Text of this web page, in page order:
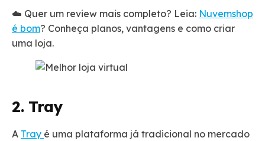
☁️ Quer um review mais completo? Leia: Nuvemshop
é bom? Conheça planos, vantagens e como criar
uma loja.
2. Tray
A Tray é uma plataforma já tradicional no mercado